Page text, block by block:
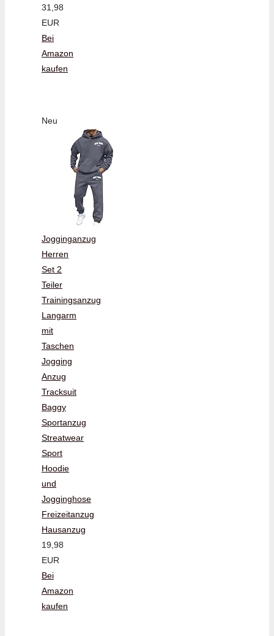
31,98
EUR
Bei
Amazon
kaufen
Neu
Jogginganzug
Herren
Set 2
Teiler
Trainingsanzug
Langarm
mit
Taschen
Jogging
Anzug
Tracksuit
Baggy
Sportanzug
Streatwear
Sport
Hoodie
und
Jogginghose
Freizeitanzug
Hausanzug
19,98
EUR
Bei
Amazon
kaufen